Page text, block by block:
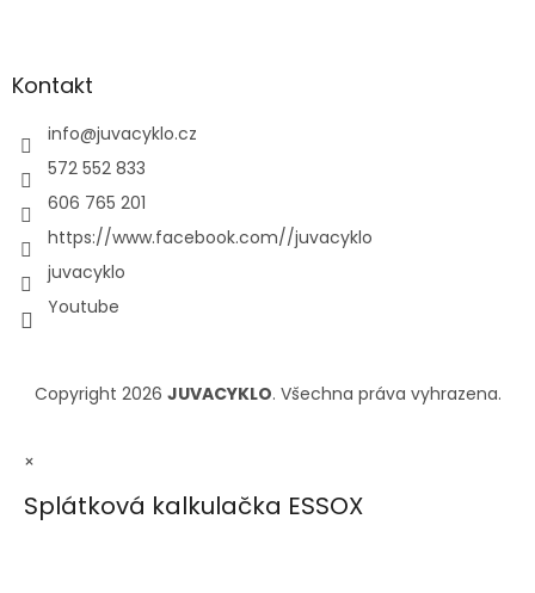
Kontakt
info@juvacyklo.cz
572 552 833
606 765 201
https://www.facebook.com//juvacyklo
juvacyklo
Youtube
Copyright 2026 JUVACYKLO. Všechna práva vyhrazena.
×
Splátková kalkulačka ESSOX